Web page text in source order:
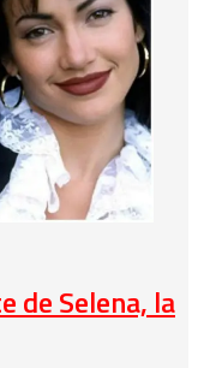
de Selena, la